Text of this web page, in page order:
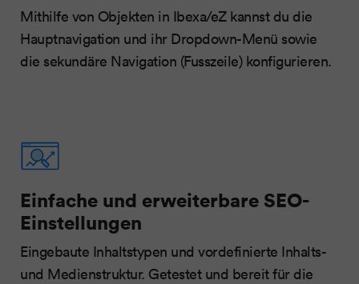
Mithilfe von Objekten in Ibexa/eZ kannst du die
Hauptnavigation und ihr Dropdown-Menü sowie
die sekundäre Navigation (Fusszeile) konfigurieren.
Einfache und erweiterbare SEO-
Einstellungen
Eingebaute Inhaltstypen und vordefinierte Inhalts-
und Medienstruktur. Getestet und bereit für die